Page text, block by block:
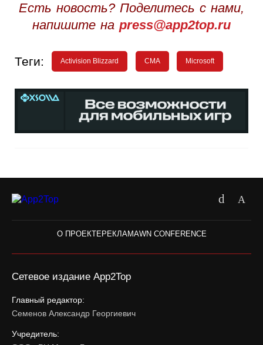
Есть новость? Поделитесь с нами,
напишите на press@app2top.ru
Теги: Activision Blizzard CMA Microsoft
О ПРОЕКТЕРЕКЛАМАWN CONFERENCE
Сетевое издание App2Top
Главный редактор:
Семенов Александр Георгиевич
Учредитель: